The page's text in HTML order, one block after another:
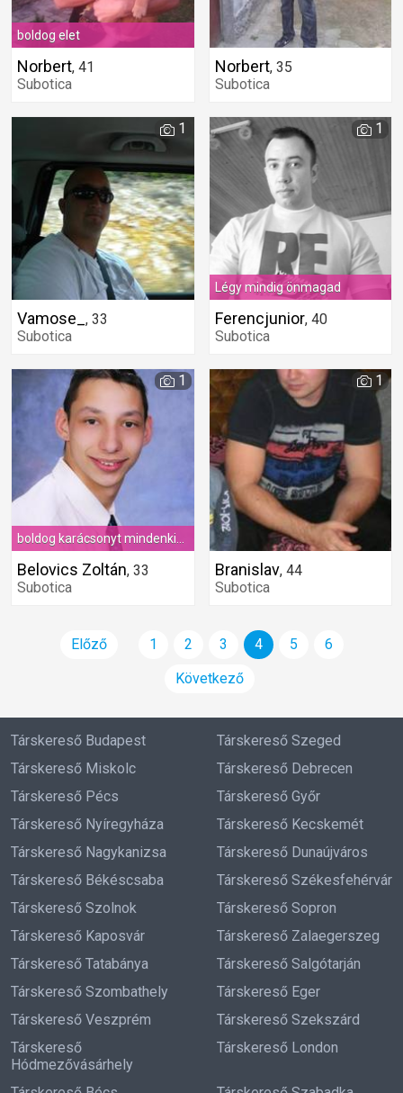
boldog elet
Norbert, 41
Subotica
Norbert, 35
Subotica
Vamose_ , 33
Subotica
1
Légy mindig önmagad
Ferencjunior, 40
Subotica
1
Belovics Zoltán, 33
Subotica
1
Branislav, 44
Subotica
1
Előző 1 2 3 4 5
6
Következő
Társkereső Budapest
Társkereső Szeged
Társkereső Miskolc
Társkereső Debrecen
Társkereső Pécs
Társkereső Győr
Társkereső Nyíregyháza
Társkereső Kecskemét
Társkereső Nagykanizsa
Társkereső Dunaújváros
Társkereső Békéscsaba
Társkereső Székesfehérvár
Társkereső Szolnok
Társkereső Sopron
Társkereső Kaposvár
Társkereső Zalaegerszeg
Társkereső Tatabánya
Társkereső Salgótarján
Társkereső Szombathely
Társkereső Eger
Társkereső Veszprém
Társkereső Szekszárd
Társkereső
Hódmezővásárhely
Társkereső London